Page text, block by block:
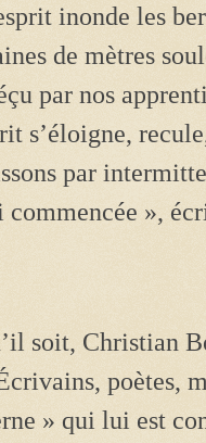
inonde les
de mètres
par nos
s’éloigne,
par
»,
soit, ­Christian
poètes,
» qui lui est